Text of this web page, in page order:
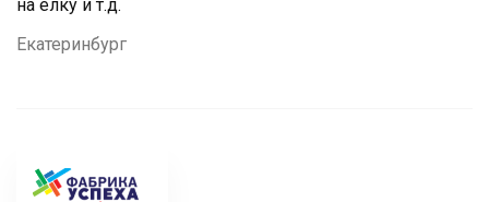
на ёлку и т.д.
Екатеринбург